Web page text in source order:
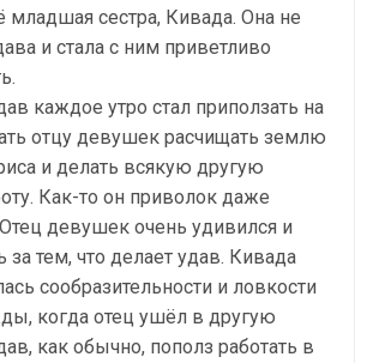
младшая сестра, Кивада. Она не
и стала с ним приветливо
каждое утро стал приползать на
отцу девушек расчищать землю
и делать всякую другую
Как-то он приволок даже
девушек очень удивился и
за тем, что делает удав. Кивада
сообразительности и ловкости
когда отец ушёл в другую
как обычно, пополз работать в